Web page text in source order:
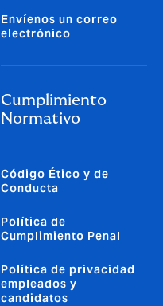
Envíenos un correo
electrónico
Cumplimiento
Normativo
Código Ético y de
Conducta
Política de
Cumplimiento Penal
Política de privacidad
empleados y
candidatos